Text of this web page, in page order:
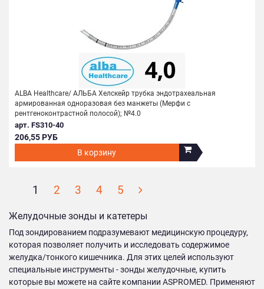
ALBA Healthcare/ АЛЬБА Хелскейр трубка эндотрахеальная
армированная одноразовая без манжеты (Мерфи с
рентгеноконтрастной полосой); №4.0
арт. FS310-40
206,55 РУБ
В корзину
1 2 3 4 5
Желудочные зонды и катетеры
Под зондированием подразумевают медицинскую процедуру,
которая позволяет получить и исследовать содержимое
желудка/тонкого кишечника. Для этих целей используют
специальные инструменты - зонды желудочные, купить
которые вы можете на сайте компании ASPROMED. Применяют